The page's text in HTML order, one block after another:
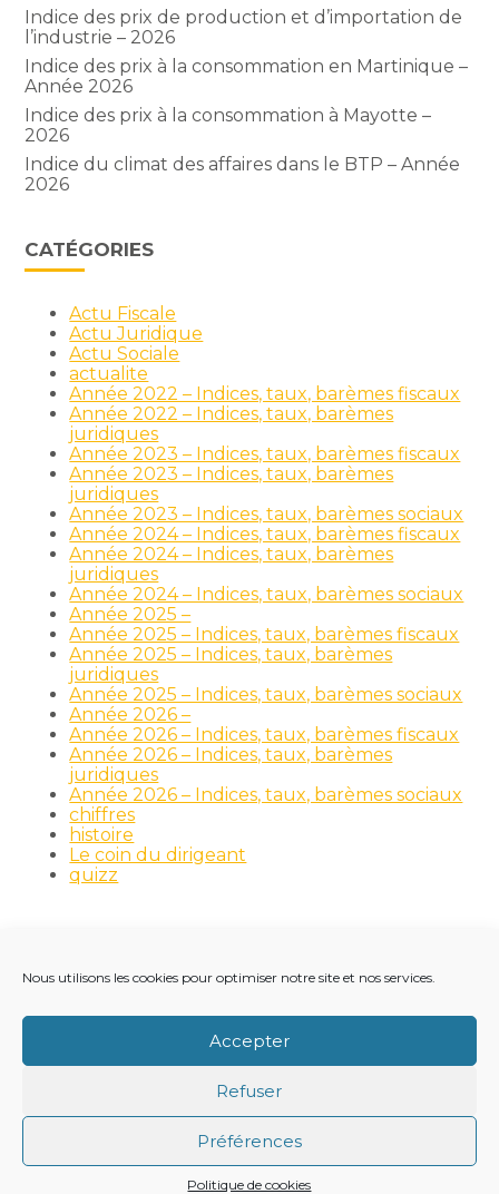
Nous utilisons les cookies pour optimiser notre site et nos services.
Accepter
Refuser
Préférences
Politique de cookies
Indice des prix de production et d’importation de
l’industrie – 2026
Indice des prix à la consommation en Martinique –
Année 2026
Indice des prix à la consommation à Mayotte –
2026
Indice du climat des affaires dans le BTP – Année
2026
CATÉGORIES
Actu Fiscale
Actu Juridique
Actu Sociale
actualite
Année 2022 – Indices, taux, barèmes fiscaux
Année 2022 – Indices, taux, barèmes
juridiques
Année 2023 – Indices, taux, barèmes fiscaux
Année 2023 – Indices, taux, barèmes
juridiques
Année 2023 – Indices, taux, barèmes sociaux
Année 2024 – Indices, taux, barèmes fiscaux
Année 2024 – Indices, taux, barèmes
juridiques
Année 2024 – Indices, taux, barèmes sociaux
Année 2025 –
Année 2025 – Indices, taux, barèmes fiscaux
Année 2025 – Indices, taux, barèmes
juridiques
Année 2025 – Indices, taux, barèmes sociaux
Année 2026 –
Année 2026 – Indices, taux, barèmes fiscaux
Année 2026 – Indices, taux, barèmes
juridiques
Année 2026 – Indices, taux, barèmes sociaux
chiffres
histoire
Le coin du dirigeant
quizz
Principale
RECRUTEMENT
NOTRE ACTUALITÉ
VIE DU CABINET
CONTACT
MENTIONS LÉGALES
CONCEPTION ET RÉALISATION CLASSE 7